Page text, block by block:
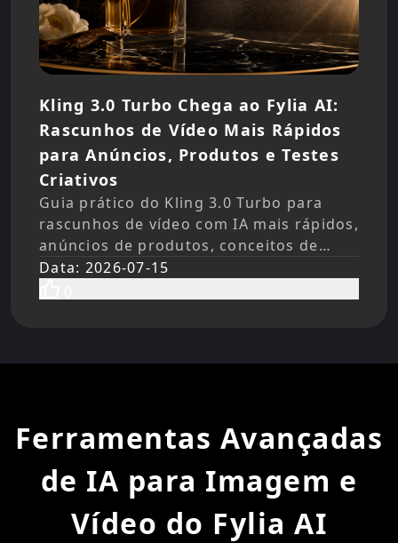
Kling 3.0 Turbo Chega ao Fylia AI:
Rascunhos de Vídeo Mais Rápidos
para Anúncios, Produtos e Testes
Criativos
Guia prático do Kling 3.0 Turbo para
rascunhos de vídeo com IA mais rápidos,
anúncios de produtos, conceitos de
UGC, prompts de imagem para vídeo,
Data: 2026-07-15
Ferramentas Avançadas
de IA para Imagem e
Vídeo do Fylia AI